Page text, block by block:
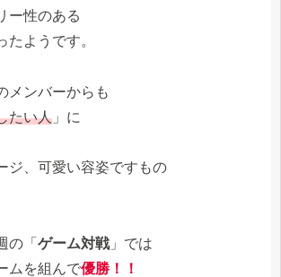
ー性のある
たようです。
メンバーからも
たい人 」に
ジ、可愛い容姿ですもの
の「 ゲーム対戦」では
ムを組んで優勝！！